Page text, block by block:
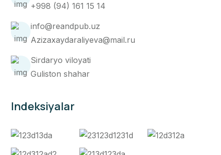
+998 (94) 161 15 14
info@reandpub.uz
Azizaxaydaraliyeva@mail.ru
Sirdaryo viloyati
Guliston shahar
Indeksiyalar